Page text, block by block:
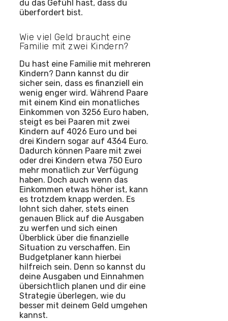
du das Gefühl hast, dass du
überfordert bist.
Wie viel Geld braucht eine
Familie mit zwei Kindern?
Du hast eine Familie mit mehreren
Kindern? Dann kannst du dir
sicher sein, dass es finanziell ein
wenig enger wird. Während Paare
mit einem Kind ein monatliches
Einkommen von 3256 Euro haben,
steigt es bei Paaren mit zwei
Kindern auf 4026 Euro und bei
drei Kindern sogar auf 4364 Euro.
Dadurch können Paare mit zwei
oder drei Kindern etwa 750 Euro
mehr monatlich zur Verfügung
haben. Doch auch wenn das
Einkommen etwas höher ist, kann
es trotzdem knapp werden. Es
lohnt sich daher, stets einen
genauen Blick auf die Ausgaben
zu werfen und sich einen
Überblick über die finanzielle
Situation zu verschaffen. Ein
Budgetplaner kann hierbei
hilfreich sein. Denn so kannst du
deine Ausgaben und Einnahmen
übersichtlich planen und dir eine
Strategie überlegen, wie du
besser mit deinem Geld umgehen
kannst.